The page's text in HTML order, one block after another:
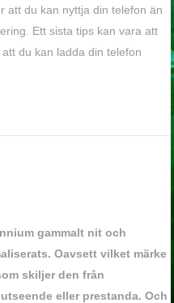
att du kan nyttja din telefon än
Ett sista tips kan vara att
du kan ladda din telefon
gammalt nit och
Oavsett vilket märke
skiljer den från
eller prestanda. Och